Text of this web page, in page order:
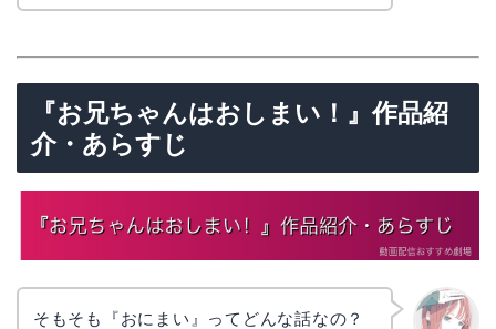
『お兄ちゃんはおしまい！』作品紹
介・あらすじ
そもそも『おにまい』ってどんな話なの？